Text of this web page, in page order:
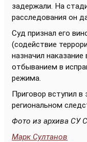
задержали. На
расследования он
Суд признал его
(содействие
назначил
отбыванием в
режима.
Приговор вступил
региональном
Фото из архива СУ
Марк Султанов